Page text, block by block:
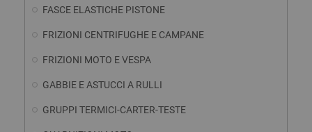
FASCE ELASTICHE PISTONE
FRIZIONI CENTRIFUGHE E CAMPANE
FRIZIONI MOTO E VESPA
GABBIE E ASTUCCI A RULLI
GRUPPI TERMICI-CARTER-TESTE